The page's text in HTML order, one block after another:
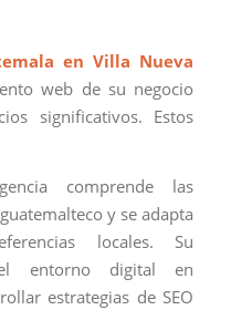
en Villa Nueva
web de su negocio
significativos. Estos
comprende las
y se adapta
locales. Su
entorno digital en
estrategias de SEO